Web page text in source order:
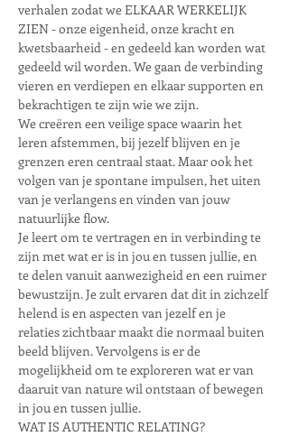
verhalen zodat we ELKAAR WERKELIJK
ZIEN - onze eigenheid, onze kracht en
kwetsbaarheid - en gedeeld kan worden wat
gedeeld wil worden. We gaan de verbinding
vieren en verdiepen en elkaar supporten en
bekrachtigen te zijn wie we zijn.
We creëren een veilige space waarin het
leren afstemmen, bij jezelf blijven en je
grenzen eren centraal staat. Maar ook het
volgen van je spontane impulsen, het uiten
van je verlangens en vinden van jouw
natuurlijke flow.
Je leert om te vertragen en in verbinding te
zijn met wat er is in jou en tussen jullie, en
te delen vanuit aanwezigheid en een ruimer
bewustzijn. Je zult ervaren dat dit in zichzelf
helend is en aspecten van jezelf en je
relaties zichtbaar maakt die normaal buiten
beeld blijven. Vervolgens is er de
mogelijkheid om te exploreren wat er van
daaruit van nature wil ontstaan of bewegen
in jou en tussen jullie.
WAT IS AUTHENTIC RELATING?